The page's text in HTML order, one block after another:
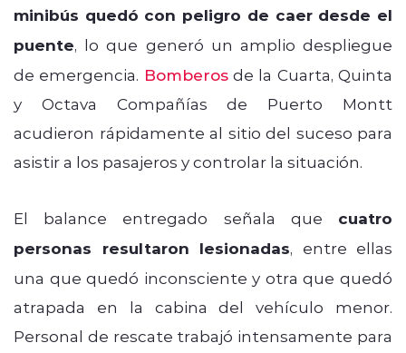
minibús quedó con peligro de caer desde el
puente, lo que generó un amplio despliegue
de emergencia. Bomberosde la Cuarta, Quinta
y Octava Compañías de Puerto Montt
acudieron rápidamente al sitio del suceso para
asistir a los pasajeros y controlar la situación.
El balance entregado señala que cuatro
personas resultaron lesionadas, entre ellas
una que quedó inconsciente y otra que quedó
atrapada en la cabina del vehículo menor.
Personal de rescate trabajó intensamente para